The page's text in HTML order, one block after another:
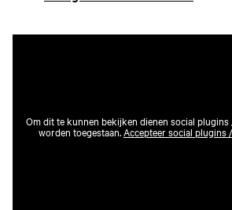
Om dit te kunnen bekijken dienen social
worden toegestaan.Accepteer social plugins